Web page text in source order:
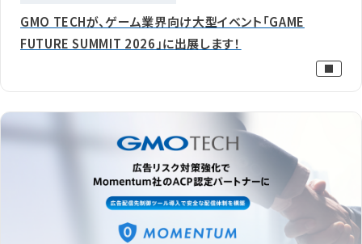
GMO TECHが、ゲーム業界向け大型イベント「GAME
FUTURE SUMMIT 2026」に出展します！